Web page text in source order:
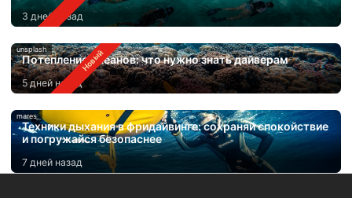
3 дней назад
unsplash
Потепление океанов: что нужно знать дайверам
5 дней назад
mares
Техники дыхания в фридайвинге: сохраняй спокойствие
и погружайся безопаснее
7 дней назад